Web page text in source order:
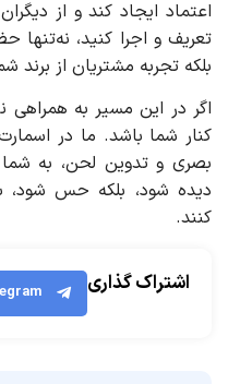
اعتماد ایجاد کند و از
تعریف و اجرا کنید، نه‌تنها
بلکه تجربه مشتریان از برند
اگر در این مسیر به همراهی
کنار شما باشد. ما در
بصری و تدوین لحن، به
دیده شود، بلکه حس شود،
کنند.
اشتراک گذاری